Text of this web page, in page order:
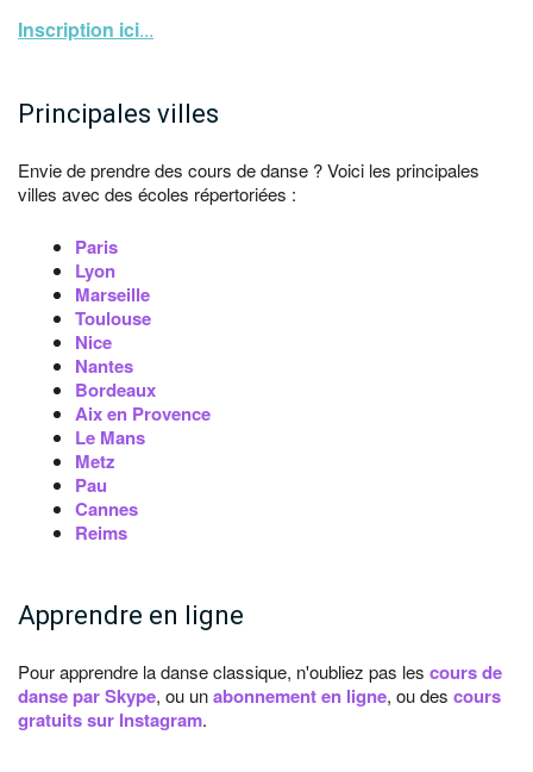
Inscription ici...
Principales villes
Envie de prendre des cours de danse ? Voici les principales
villes avec des écoles répertoriées :
Paris
Lyon
Marseille
Toulouse
Nice
Nantes
Bordeaux
Aix en Provence
Le Mans
Metz
Pau
Cannes
Reims
Apprendre en ligne
Pour apprendre la danse classique, n'oubliez pas les cours de
danse par Skype, ou unabonnement en ligne, ou des cours
gratuits sur Instagram.